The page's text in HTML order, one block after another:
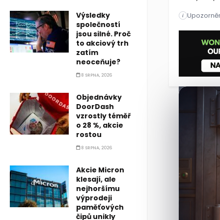
Společnost
i
Společnost
Výsledky
společností
jsou silné. Proč
to akciový trh
zatím
neoceňuje?
8 SRPNA, 2026
Objednávky
DoorDash
vzrostly téměř
o 28 %, akcie
rostou
8 SRPNA, 2026
Akcie Micron
klesají, ale
nejhoršímu
výprodeji
paměťových
čipů unikly